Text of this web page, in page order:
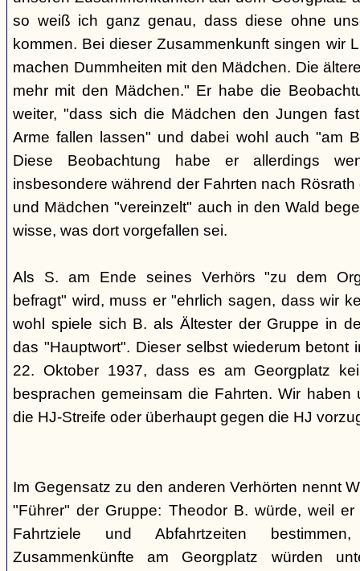
so weiß ich ganz genau, dass diese ohne
kommen. Bei dieser Zusammenkunft singen wir
machen Dummheiten mit den Mädchen. Die
mehr mit den Mädchen." Er habe die
weiter, "dass sich die Mädchen den Jungen
Arme fallen lassen" und dabei wohl auch "am
Diese Beobachtung habe er allerdings
insbesondere während der Fahrten nach
und Mädchen "vereinzelt" auch in den Wald
wisse, was dort vorgefallen sei.
Als S. am Ende seines Verhörs "zu dem
befragt" wird, muss er "ehrlich sagen, dass wir
wohl spiele sich B. als Ältester der Gruppe in
das "Hauptwort". Dieser selbst wiederum betont
22. Oktober 1937, dass es am Georgplatz
besprachen gemeinsam die Fahrten. Wir
die HJ-Streife oder überhaupt gegen die HJ
Im Gegensatz zu den anderen Verhörten nennt
"Führer" der Gruppe: Theodor B. würde, weil
Fahrtziele und Abfahrtzeiten
Zusammenkünfte am Georgplatz würden